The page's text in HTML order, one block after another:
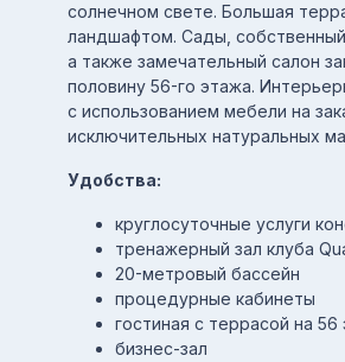
солнечном свете. Большая
ландшафтом. Сады, собственный
а также замечательный салон
половину 56-го этажа.
с использованием мебели на
исключительных натуральных
Удобства:
круглосуточные услуги
тренажерный зал клуба
20-метровый бассейн
процедурные кабинеты
гостиная с террасой на 56
бизнес-зал